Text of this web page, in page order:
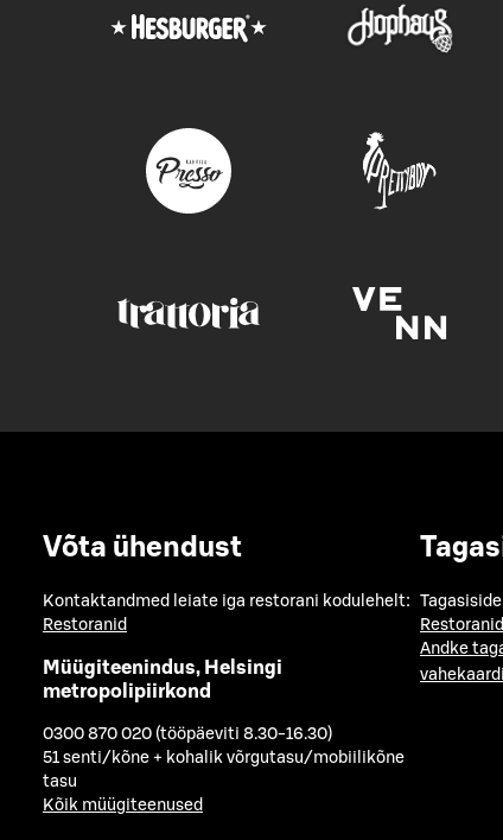
Võta ühendust
Kontaktandmed leiate iga restorani kodulehelt:
Restoranid
Müügiteenindus, Helsingi
metropolipiirkond
0300 870 020 (tööpäeviti 8.30-16.30)
51 senti/kõne + kohalik võrgutasu/mobiilikõne
tasu
Kõik müügiteenused
Restoranid
Andke